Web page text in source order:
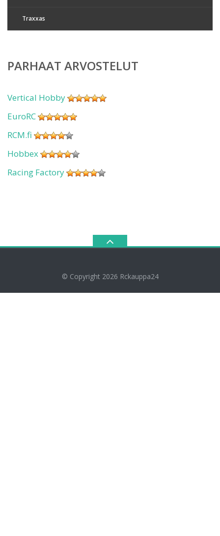
Traxxas
PARHAAT ARVOSTELUT
Vertical Hobby
EuroRC
RCM.fi
Hobbex
Racing Factory
© Copyright 2026 Rckauppa24